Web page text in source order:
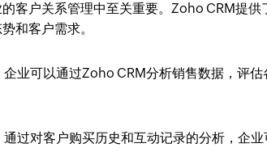
客户关系管理中至关重要。Zoho CRM提
和客户需求。
企业可以通过Zoho CRM分析销售数据，评
通过对客户购买历史和互动记录的分析，企